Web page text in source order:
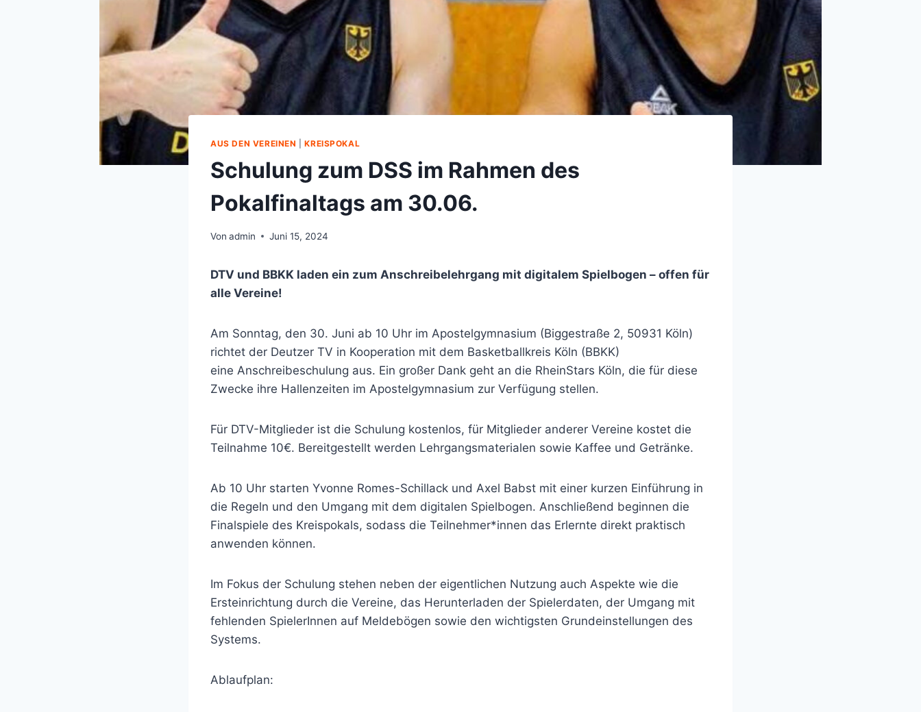
AUS DEN VEREINEN |KREISPOKAL
Schulung zum DSS im Rahmen des
Pokalfinaltags am 30.06.
Von admin Juni 15, 2024
DTV und BBKK laden ein zum Anschreibelehrgang mit digitalem Spielbogen – offen für
alle Vereine!
Am Sonntag, den 30. Juni ab 10 Uhr im Apostelgymnasium (Biggestraße 2, 50931 Köln)
richtet der Deutzer TV in Kooperation mit dem Basketballkreis Köln (BBKK)
eine Anschreibeschulung aus. Ein großer Dank geht an die RheinStars Köln, die für diese
Zwecke ihre Hallenzeiten im Apostelgymnasium zur Verfügung stellen.
Für DTV-Mitglieder ist die Schulung kostenlos, für Mitglieder anderer Vereine kostet die
Teilnahme 10€. Bereitgestellt werden Lehrgangsmaterialen sowie Kaffee und Getränke.
Ab 10 Uhr starten Yvonne Romes-Schillack und Axel Babst mit einer kurzen Einführung in
die Regeln und den Umgang mit dem digitalen Spielbogen. Anschließend beginnen die
Finalspiele des Kreispokals, sodass die Teilnehmer*innen das Erlernte direkt praktisch
anwenden können.
Im Fokus der Schulung stehen neben der eigentlichen Nutzung auch Aspekte wie die
Ersteinrichtung durch die Vereine, das Herunterladen der Spielerdaten, der Umgang mit
fehlenden SpielerInnen auf Meldebögen sowie den wichtigsten Grundeinstellungen des
Systems.
Ablaufplan: